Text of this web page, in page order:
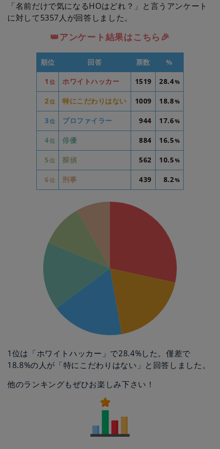
「名前だけで気になるHOはどれ？」と言うアンケート
に対して5357人が回答しました。
👑アンケート結果はこちら🎉
順位 回答 票数 %
1 位 ホワイトハッカー 1519 28.4%
2位 特にこだわりはない 1009 18.8%
3位 プロファイラー 944 17.6%
4位 俳優 884 16.5%
5 位 探偵 562 10.5%
6位 刑事 439 8.2%
1位は「ホワイトハッカー」で28.4%した。僅差で
18.8%の人が「特にこだわりはない」と回答しました。
他のランキングもぜひお楽しみ下さい！